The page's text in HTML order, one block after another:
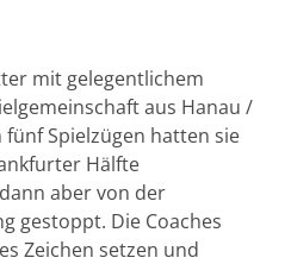
mit gelegentlichem
aus Hanau /
fünf Spielzügen hatten sie
Hälfte
aber von der
gestoppt. Die Coaches
Zeichen setzen und